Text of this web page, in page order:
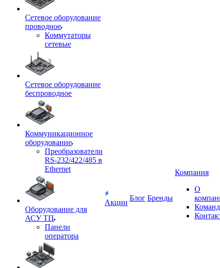
Сетевое оборудование
проводное
Коммутаторы
сетевые
Сетевое оборудование
беспроводное
Коммуникационное
оборудование
Преобразователи
RS-232/422/485 в
Ethernet
Оборудование для
АСУ ТП
Панели
оператора
Акции
Блог Бренды
Компания
О